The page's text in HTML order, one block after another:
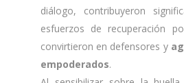
diálogo, contribuyeron
esfuerzos de recuperación
convirtieron en defensores y
empoderados.